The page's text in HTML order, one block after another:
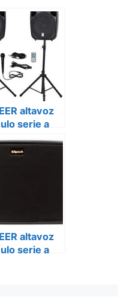
altavoz
serie a
altavoz
serie a